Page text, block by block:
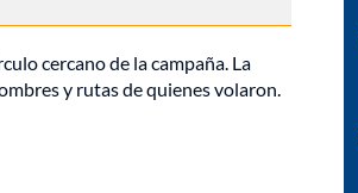
cercano de la campaña. La
y rutas de quienes volaron.